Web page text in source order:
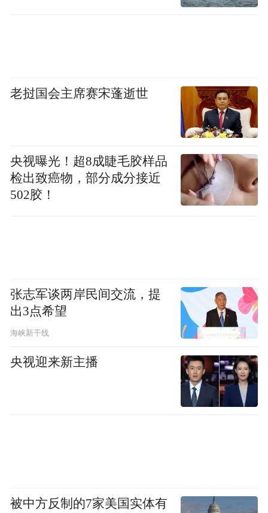
老挝国会主席赛宋蓬逝世
央视曝光！超8成睫毛胶样品
检出致癌物，部分成分接近
502胶！
张志军谈两岸民间交流，提
出3点希望
海峡新干线
央视迎来新主播
被中方反制的7家美国实体有